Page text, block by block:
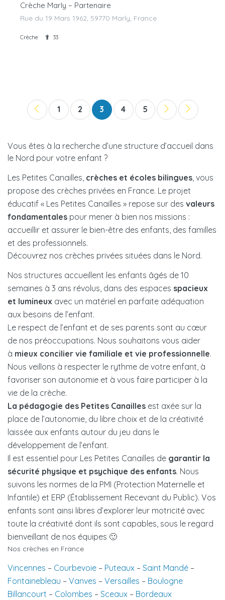
Crèche Marly – Partenaire
Rue du 19 Mars 1962, 59770 Marly, France
Crèche 33
1 2 3 4 5
Vous êtes à la recherche d’une structure d’accueil dans
le Nord pour votre enfant ?
Les Petites Canailles, crèches et écoles bilingues, vous
propose des crèches privées en France. Le projet
éducatif « Les Petites Canailles » repose sur des valeurs
fondamentales pour mener à bien nos missions :
accueillir et assurer le bien-être des enfants, des familles
et des professionnels.
Découvrez nos crèches privées situées dans le Nord.
Nos structures accueillent les enfants âgés de 10
semaines à 3 ans révolus, dans des espaces spacieux
et lumineux avec un matériel en parfaite adéquation
aux besoins de l’enfant.
Le respect de l’enfant et de ses parents sont au cœur
de nos préoccupations. Nous souhaitons vous aider
à mieux concilier vie familiale et vie professionnelle.
Nous veillons à respecter le rythme de votre enfant, à
favoriser son autonomie et à vous faire participer à la
vie de la crèche.
La pédagogie des Petites Canailles est axée sur la
place de l’autonomie, du libre choix et de la créativité
laissée aux enfants autour du jeu dans le
développement de l’enfant.
Il est essentiel pour Les Petites Canailles de garantir la
sécurité physique et psychique des enfants. Nous
suivons les normes de la PMI (Protection Maternelle et
Infantile) et ERP (Établissement Recevant du Public). Vos
enfants sont ainsi libres d’explorer leur motricité avec
toute la créativité dont ils sont capables, sous le regard
bienveillant de nos équipes 🙂
Nos crèches en France
Vincennes – Courbevoie – Puteaux – Saint Mandé –
Fontainebleau – Vanves – Versailles – Boulogne
Billancourt – Colombes – Sceaux – Bordeaux